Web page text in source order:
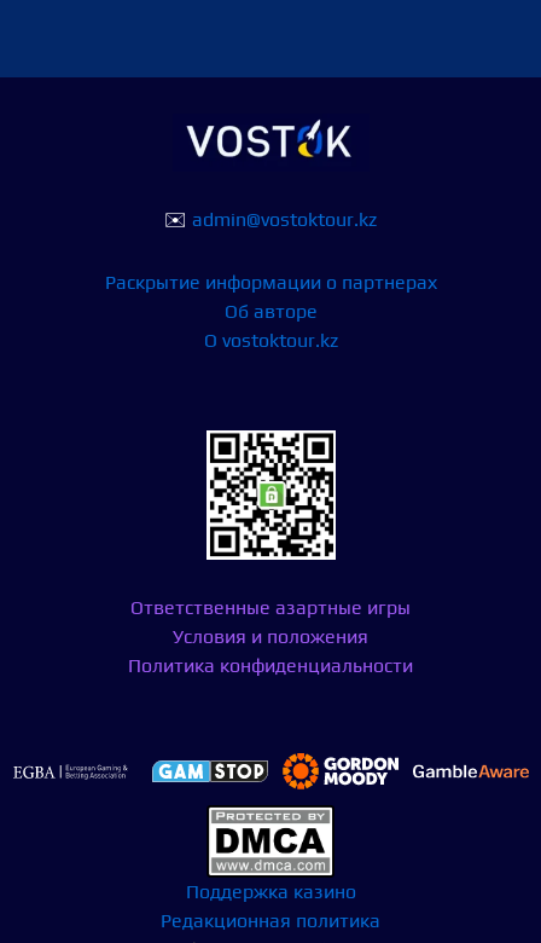
✉️ admin@vostoktour.kz
Раскрытие информации о партнерах
Об авторе
О vostoktour.kz
Ответственные азартные игры
Условия и положения
Политика конфиденциальности
Поддержка казино
Редакционная политика